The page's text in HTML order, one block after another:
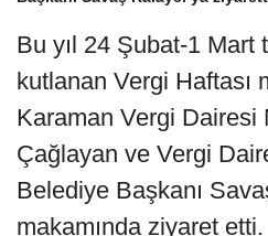
Bu yıl 24 Şubat-1 Mart
kutlanan Vergi Haftası
Karaman Vergi Dairesi
Çağlayan ve Vergi
Belediye Başkanı
makamında ziyaret etti.